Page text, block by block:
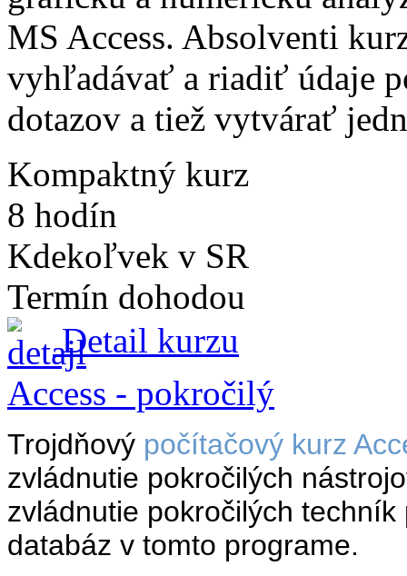
MS Access. Absolventi
vyhľadávať a riadiť údaje
dotazov a tiež vytvárať
Kompaktný kurz
8 hodín
Kdekoľvek v SR
Termín dohodou
Detail kurzu
Access - pokročilý
Trojdňový počítačový kurz
zvládnutie pokročilých
zvládnutie pokročilých
databáz v tomto programe.